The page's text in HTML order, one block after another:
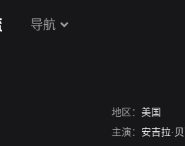
导航
地区： 美国
主演： 安吉拉·